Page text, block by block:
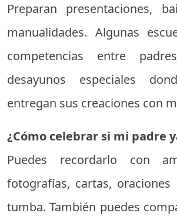
Preparan presentaciones,
manualidades. Algunas
competencias entre
desayunos especiales
entregan sus creaciones con
¿Cómo celebrar si mi padre
Puedes recordarlo con
fotografías, cartas,
tumba. También puedes